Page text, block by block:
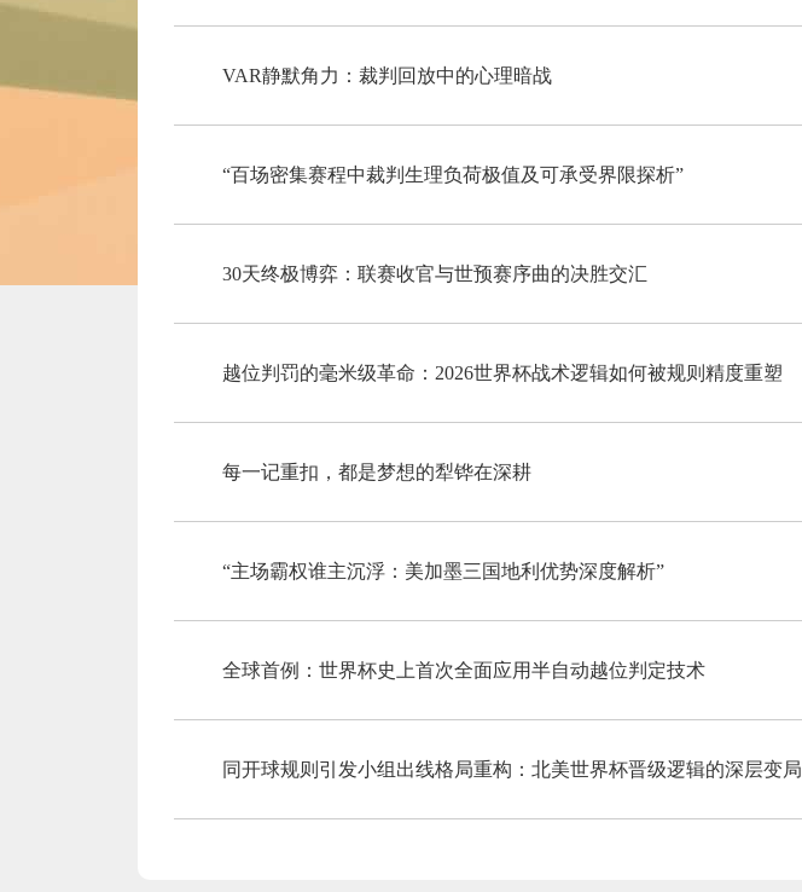
VAR静默角力：裁判回放中的心理暗战
“百场密集赛程中裁判生理负荷极值及可承受界限探析”
30天终极博弈：联赛收官与世预赛序曲的决胜交汇
越位判罚的毫米级革命：2026世界杯战术逻辑如何被规则精度重塑
每一记重扣，都是梦想的犁铧在深耕
“主场霸权谁主沉浮：美加墨三国地利优势深度解析”
全球首例：世界杯史上首次全面应用半自动越位判定技术
同开球规则引发小组出线格局重构：北美世界杯晋级逻辑的深层变局